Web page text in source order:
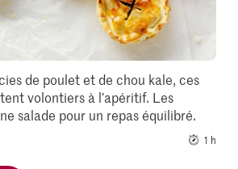
de poulet et de chou kale, ces
volontiers à l’apéritif. Les
salade pour un repas équilibré.
1 h